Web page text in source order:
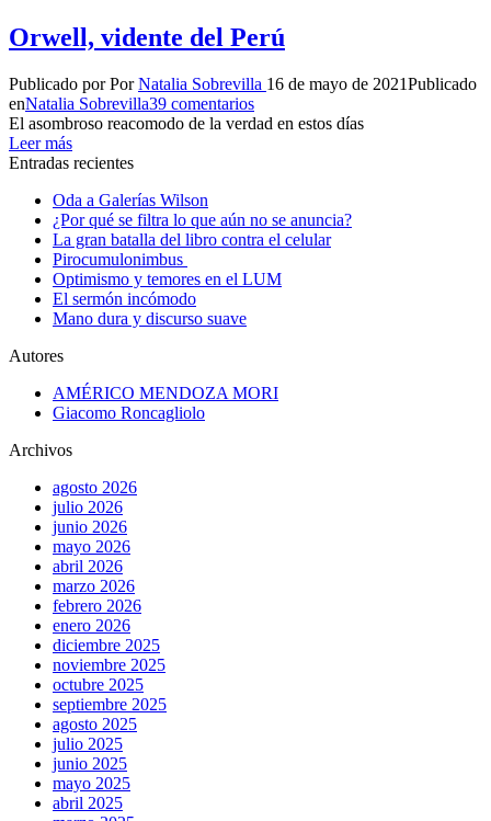
Orwell, vidente del Perú
Publicado por PorNatalia Sobrevilla 16 de mayo de 2021Publicado
enNatalia Sobrevilla39 comentarios
El asombroso reacomodo de la verdad en estos días
Leer más
Entradas recientes
Oda a Galerías Wilson
¿Por qué se filtra lo que aún no se anuncia?
La gran batalla del libro contra el celular
Pirocumulonimbus
Optimismo y temores en el LUM
El sermón incómodo
Mano dura y discurso suave
Autores
AMÉRICO MENDOZA MORI
Giacomo Roncagliolo
Archivos
agosto 2026
julio 2026
junio 2026
mayo 2026
abril 2026
marzo 2026
febrero 2026
enero 2026
diciembre 2025
noviembre 2025
octubre 2025
septiembre 2025
agosto 2025
julio 2025
junio 2025
mayo 2025
abril 2025